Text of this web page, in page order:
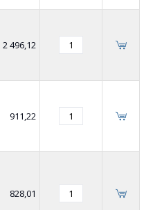
2 496,12
911,22
828,01